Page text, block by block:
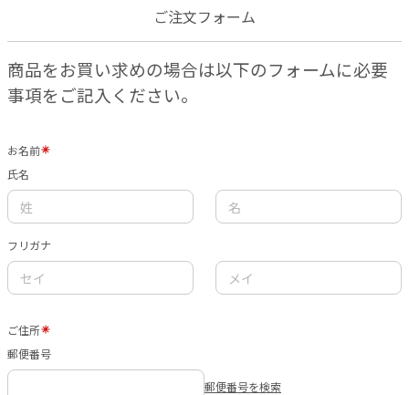
ご注文フォーム
商品をお買い求めの場合は以下のフォームに必要
事項をご記入ください。
お名前
氏名
フリガナ
ご住所
郵便番号
郵便番号を検索